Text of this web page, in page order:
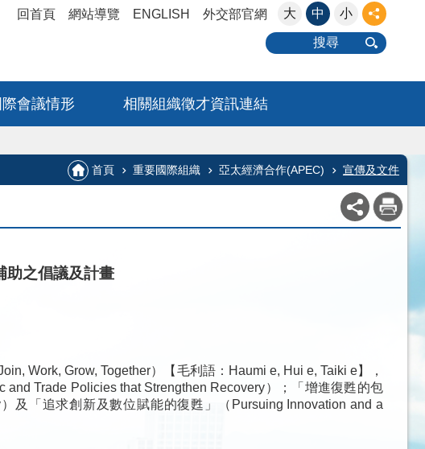
回首頁 網站導覽 ENGLISH 外交部官網 大 中 小
搜尋
會議情形 相關組織徵才資訊連結
首頁 重要國際組織 亞太經濟合作(APEC) 宣傳及文件
助之倡議及計畫
Work, Grow, Together）【毛利語：Haumi e, Hui e, Taiki e】，
Trade Policies that Strengthen Recovery）；「增進復甦的包
及「追求創新及數位賦能的復甦」（Pursuing Innovation and a